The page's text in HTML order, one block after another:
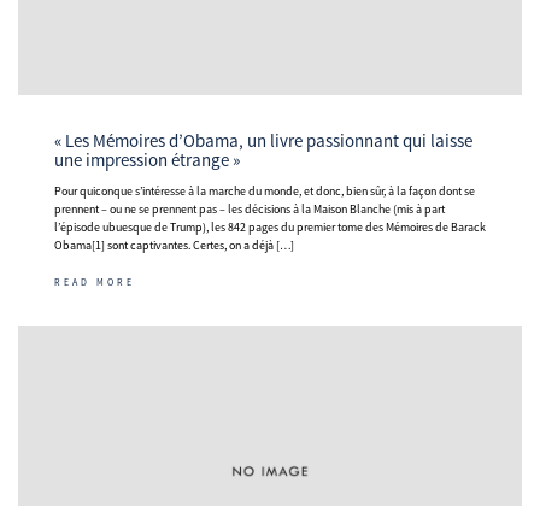
« Les Mémoires d’Obama, un livre passionnant qui laisse
une impression étrange »
Pour quiconque s’intéresse à la marche du monde, et donc, bien sûr, à la façon dont se
prennent – ou ne se prennent pas – les décisions à la Maison Blanche (mis à part
l’épisode ubuesque de Trump), les 842 pages du premier tome des Mémoires de Barack
Obama[1] sont captivantes. Certes, on a déjà […]
READ MORE